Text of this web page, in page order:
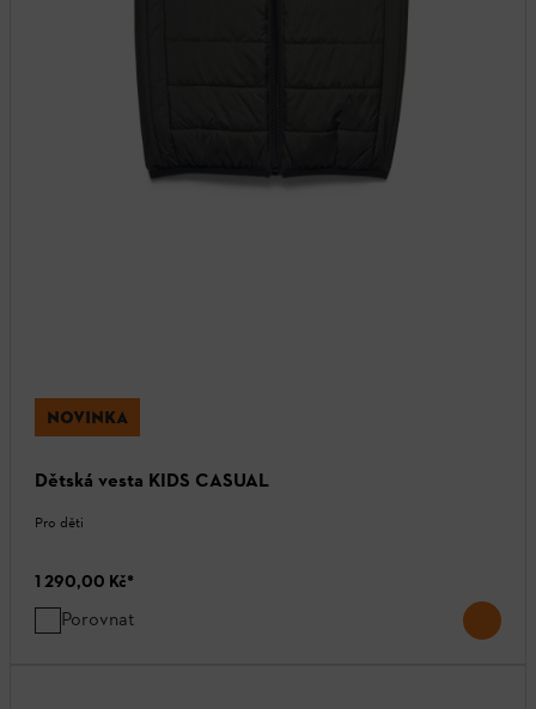
NOVINKA
Dětská vesta KIDS CASUAL
Pro děti
1 290,00 Kč*
Porovnat